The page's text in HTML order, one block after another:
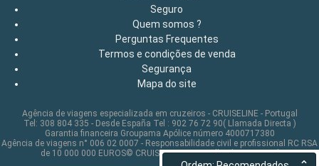
Seguro
Quem somos ?
Perguntas Frequentes
Termos e condições de venda
Segurança
Mapa do site
Agência de viagens especializada em cruzeiros - CRUISELINE - Portugal
Tel: 308 804 335 - Desde España Tel : 902 76 72 90( Llamada Directa )
Garantia financeira Groupama Apólice número 4000717380
Agência de viagens n° 006 02 0007 - Responsabilidade civil e profissional RC RSA
de 10 000 000 EUROS© CRUISELINE 2026 - all rights reserved